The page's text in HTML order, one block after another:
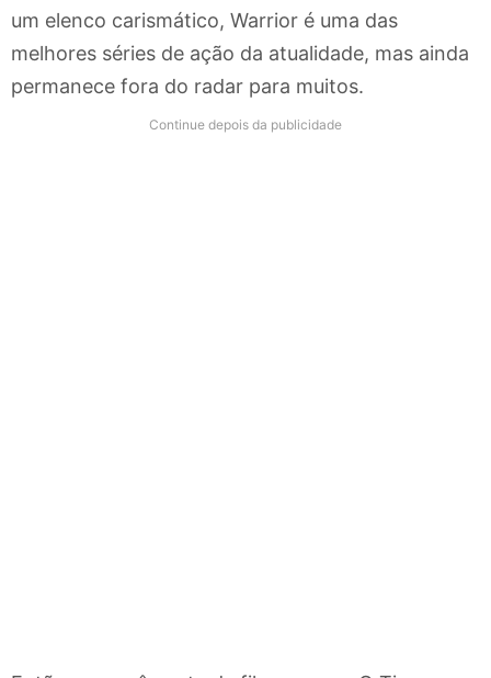
um elenco carismático, Warrior é uma das
melhores séries de ação da atualidade, mas ainda
permanece fora do radar para muitos.
Continue depois da publicidade